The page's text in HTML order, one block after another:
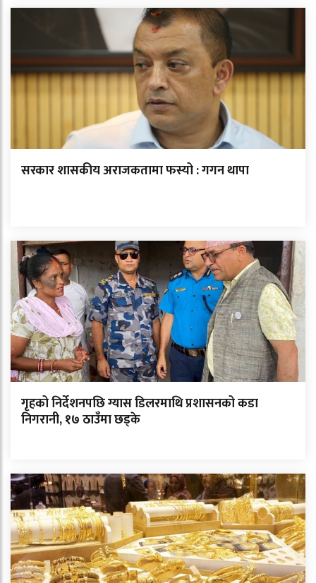
सरकार शासकीय अराजकतामा फस्यो : गगन थापा
गृहको निर्देशनपछि ग्यास डिलरमाथि प्रशासनको कडा
निगरानी, १७ ठाउँमा छड्के